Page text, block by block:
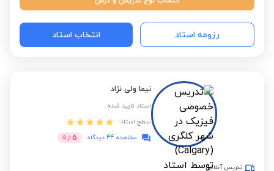
رزومه استاد انتخاب استاد
نیما ولی نژاد
استاد تایید شده
سطح استاد:
مشاهده 44 دیدگاه
5 از 5
تدریس آنلاین